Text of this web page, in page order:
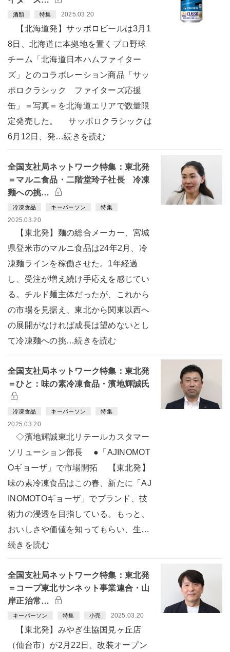
酒類 特集 2025.03.20
【北海道発】サッポロビールは3月1
8日、北海道に本拠地を置くプロ野球
チーム「北海道日本ハムファイター
ズ」とのコラボレーション商品「サッ
ポロクラシック ファイターズ応援
缶」＝写真＝を北海道エリアで数量限
定発売した。 サッポロクラシックは
6月12日、発…続きを読む
全国支社局ネットワーク特集：東北発
＝マルニ食品・二階堂玲子社長 冷凍
麺への挑…
冷凍食品 キーパーソン 特集
2025.03.20
【東北発】麺の総合メーカー、宮城
県登米市のマルニ食品は24年2月、冷
凍麺ラインを稼働させた。1年経過
し、受注が増え続け手応えを感じてい
る。チルド麺主体だったが、これから
の市場を見据え、東北から関東以西へ
の展開がなければ成長は望めないとし
て冷凍麺への挑…続きを読む
全国支社局ネットワーク特集：東北発
＝ひと：味の素冷凍食品・濱地輝誠氏
冷凍食品 キーパーソン 特集
2025.03.20
◇濱地輝誠東北リテールカスタマー
ソリューション部長 ●「AJINOMOT
Oギョーザ」で市場開拓 【東北発】
味の素冷凍食品はこの春、新たに「AJ
INOMOTOギョーザ」でブランド、技
術力の浸透を目指している。もっと、
おいしさや価値を知ってもらい、生…
続きを読む
全国支社局ネットワーク特集：東北発
＝コープ東北サンネット事業連合・山
岸正治常…
キーパーソン 特集 小売 2025.03.20
【東北発】みやぎ生協国見ヶ丘店
（仙台市）が2月22日、改装オープン